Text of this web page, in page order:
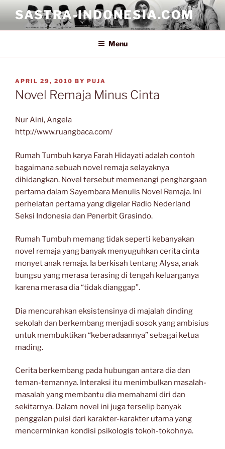
content
SASTRA-INDONESIA.COM
Menu
POSTED
ON
APRIL 29, 2010 BY PUJA
Novel Remaja Minus Cinta
Nur Aini, Angela
http://www.ruangbaca.com/
Rumah Tumbuh karya Farah Hidayati adalah contoh
bagaimana sebuah novel remaja selayaknya
dihidangkan. Novel tersebut memenangi penghargaan
pertama dalam Sayembara Menulis Novel Remaja. Ini
perhelatan pertama yang digelar Radio Nederland
Seksi Indonesia dan Penerbit Grasindo.
Rumah Tumbuh memang tidak seperti kebanyakan
novel remaja yang banyak menyuguhkan cerita cinta
monyet anak remaja. Ia berkisah tentang Alysa, anak
bungsu yang merasa terasing di tengah keluarganya
karena merasa dia “tidak dianggap”.
Dia mencurahkan eksistensinya di majalah dinding
sekolah dan berkembang menjadi sosok yang ambisius
untuk membuktikan “keberadaannya” sebagai ketua
mading.
Cerita berkembang pada hubungan antara dia dan
teman-temannya. Interaksi itu menimbulkan masalah-
masalah yang membantu dia memahami diri dan
sekitarnya. Dalam novel ini juga terselip banyak
penggalan puisi dari karakter-karakter utama yang
mencerminkan kondisi psikologis tokoh-tokohnya.